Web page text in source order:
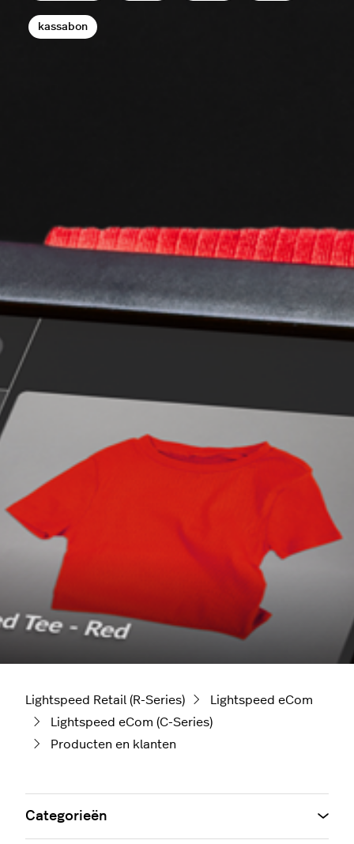
kassabon
Lightspeed Retail (R-Series)
Lightspeed eCom
Lightspeed eCom (C-Series)
Producten en klanten
Categorieën